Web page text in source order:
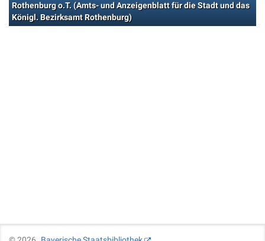
Rothenburg o.T. (Amts- und Anzeigenblatt für die Stadt und das
Königl. Bezirksamt Rothenburg)